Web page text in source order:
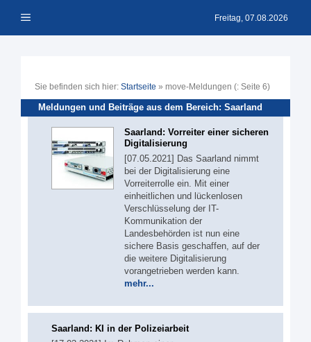
Inhalt Menü Freitag, 07.08.2026
Sie befinden sich hier: Startseite » move-Meldungen (: Seite 6)
Meldungen und Beiträge aus dem Bereich: Saarland
Saarland: Vorreiter einer sicheren
Digitalisierung
[07.05.2021] Das Saarland nimmt
bei der Digitalisierung eine
Vorreiterrolle ein. Mit einer
einheitlichen und lückenlosen
Verschlüsselung der IT-
Kommunikation der
Landesbehörden ist nun eine
sichere Basis geschaffen, auf der
die weitere Digitalisierung
vorangetrieben werden kann.
mehr...
Saarland: KI in der Polizeiarbeit